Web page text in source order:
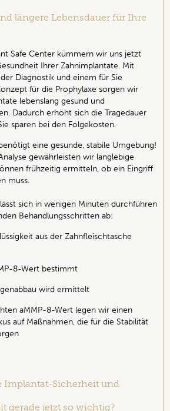
längere Lebensdauer für Ihre
Safe Center kümmern wir uns jetzt
Ihrer Zahnimplantate. Mit
Diagnostik und einem für Sie
für die Prophylaxe sorgen wir
lebenslang gesund und
Dadurch erhöht sich die Tragedauer
sparen bei den Folgekosten.
eine gesunde, stabile Umgebung!
gewährleisten wir langlebige
frühzeitig ermitteln, ob ein Eingriff
muss.
sich in wenigen Minuten durchführen
Behandlungsschritten ab:
aus der Zahnfleischtasche
8-Wert bestimmt
wird ermittelt
aMMP-8-Wert legen wir einen
auf Maßnahmen, die für die Stabilität
Implantat-Sicherheit und
gerade jetzt so wichtig?